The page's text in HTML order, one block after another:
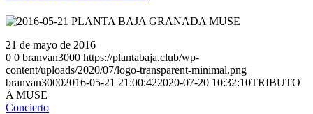
21 de mayo de 2016
0 0 branvan3000 https://plantabaja.club/wp-
content/uploads/2020/07/logo-transparent-minimal.png
branvan30002016-05-21 21:00:422020-07-20 10:32:10TRIBUTO
A MUSE
Concierto